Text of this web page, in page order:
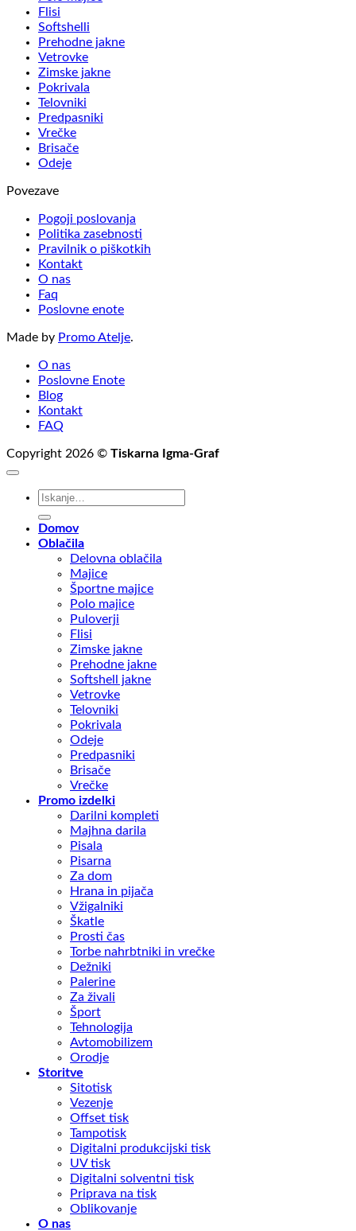
Flisi
Softshelli
Prehodne jakne
Vetrovke
Zimske jakne
Pokrivala
Telovniki
Predpasniki
Vrečke
Brisače
Odeje
Povezave
Pogoji poslovanja
Politika zasebnosti
Pravilnik o piškotkih
Kontakt
O nas
Faq
Poslovne enote
Made by Promo Atelje.
O nas
Poslovne Enote
Blog
Kontakt
FAQ
Copyright 2026 © Tiskarna Igma-Graf
Išči:
Domov
Oblačila
Delovna oblačila
Majice
Športne majice
Polo majice
Puloverji
Flisi
Zimske jakne
Prehodne jakne
Softshell jakne
Vetrovke
Telovniki
Pokrivala
Odeje
Predpasniki
Brisače
Vrečke
Promo izdelki
Darilni kompleti
Majhna darila
Pisala
Pisarna
Za dom
Hrana in pijača
Vžigalniki
Škatle
Prosti čas
Torbe nahrbtniki in vrečke
Dežniki
Palerine
Za živali
Šport
Tehnologija
Avtomobilizem
Orodje
Storitve
Sitotisk
Vezenje
Offset tisk
Tampotisk
Digitalni produkcijski tisk
UV tisk
Digitalni solventni tisk
Priprava na tisk
Oblikovanje
O nas